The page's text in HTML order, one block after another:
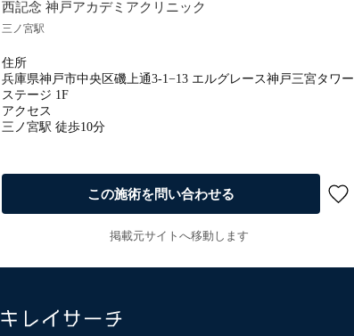
西記念 神戸アカデミアクリニック
三ノ宮駅
住所
兵庫県神戸市中央区磯上通3-1−13 エルグレース神戸三宮タワー
ステージ 1F
アクセス
三ノ宮駅 徒歩10分
この施術を問い合わせる
掲載元サイトへ移動します